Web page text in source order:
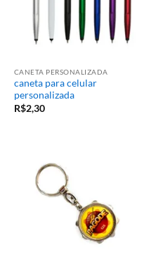
CANETA PERSONALIZADA
caneta para celular
personalizada
R$2,30